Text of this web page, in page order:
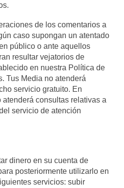
de los comentarios a
caso supongan un atentado
público o ante aquellos
resultar vejatorios de
en nuestra Política de
Tus Media no atenderá
servicio gratuito. En
atenderá consultas relativas a
servicio de atención
dinero en su cuenta de
posteriormente utilizarlo en
servicios: subir